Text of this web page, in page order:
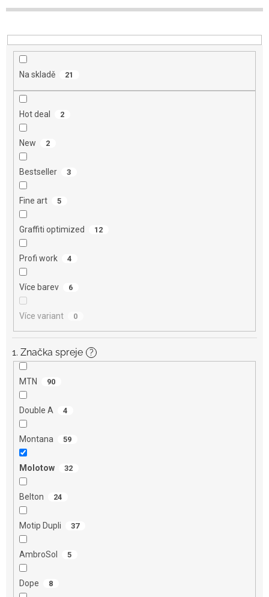
r
o
u
Na skladě 21
Hot deal 2
New 2
Bestseller 3
Fine art 5
Graffiti optimized 12
Profi work 4
Více barev 6
Více variant 0
1. Značka spreje ?
MTN 90
Double A 4
Montana 59
Molotow 32
Belton 24
Motip Dupli 37
AmbroSol 5
Dope 8